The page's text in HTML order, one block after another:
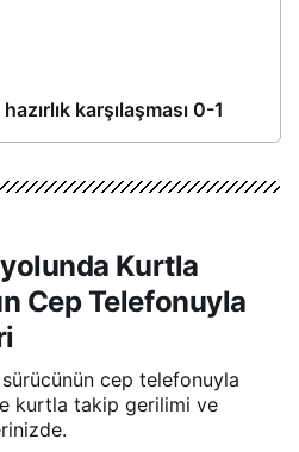
karşılaşması 0-1
Kurtla
Cep Telefonuyla
sürücünün cep telefonuyla
kurtla takip gerilimi ve